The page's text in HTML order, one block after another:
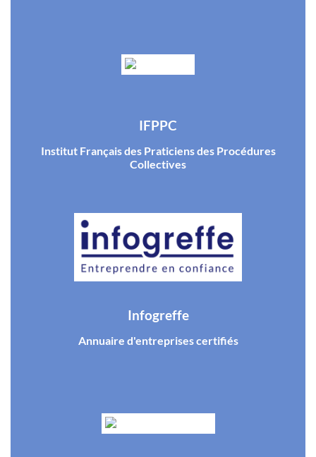
IFPPC
Institut Français des Praticiens des Procédures
Collectives
Infogreffe
Annuaire d'entreprises certifiés